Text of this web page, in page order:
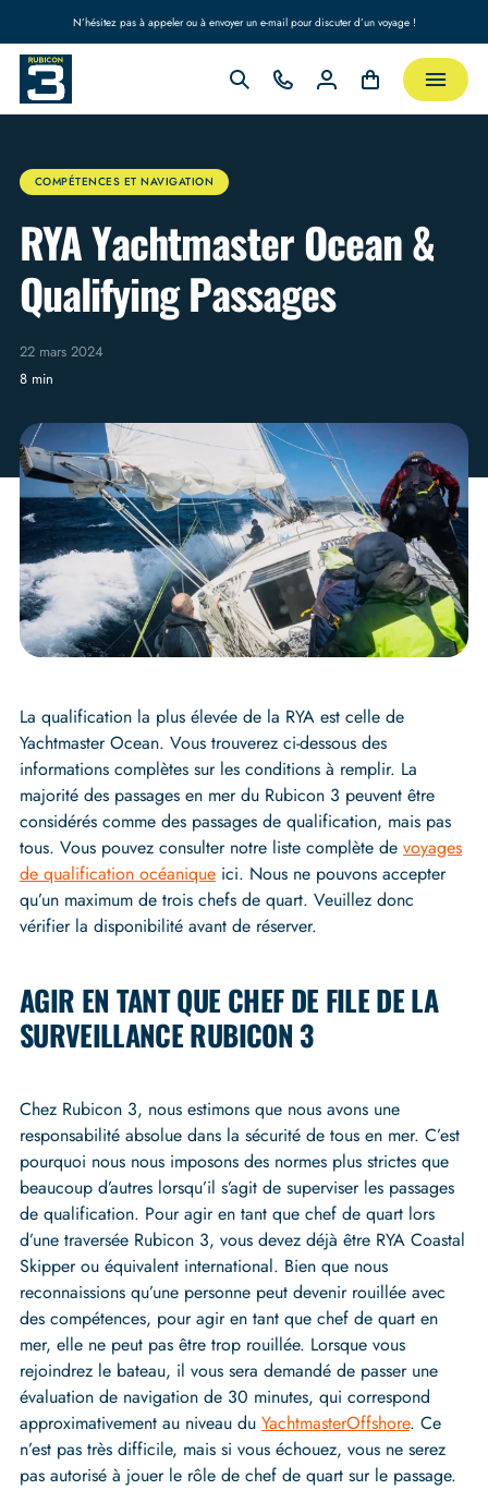
N’hésitez pas à appeler ou à envoyer un e-mail pour discuter d’un voyage !
22 mars 2024
8 min
COMPÉTENCES ET NAVIGATION
RYA Yachtmaster Ocean &
Qualifying Passages
La qualification la plus élevée de la RYA est celle de
Yachtmaster Ocean. Vous trouverez ci-dessous des
informations complètes sur les conditions à remplir. La
majorité des passages en mer du Rubicon 3 peuvent être
considérés comme des passages de qualification, mais pas
tous. Vous pouvez consulter notre liste complète de voyages
de qualification océaniqueici. Nous ne pouvons accepter
qu’un maximum de trois chefs de quart. Veuillez donc
vérifier la disponibilité avant de réserver.
AGIR EN TANT QUE CHEF DE FILE DE LA
SURVEILLANCE RUBICON 3
Chez Rubicon 3, nous estimons que nous avons une
responsabilité absolue dans la sécurité de tous en mer. C’est
pourquoi nous nous imposons des normes plus strictes que
beaucoup d’autres lorsqu’il s’agit de superviser les passages
de qualification. Pour agir en tant que chef de quart lors
d’une traversée Rubicon 3, vous devez déjà être RYA Coastal
Skipper ou équivalent international. Bien que nous
reconnaissions qu’une personne peut devenir rouillée avec
des compétences, pour agir en tant que chef de quart en
mer, elle ne peut pas être trop rouillée. Lorsque vous
rejoindrez le bateau, il vous sera demandé de passer une
évaluation de navigation de 30 minutes, qui correspond
approximativement au niveau du YachtmasterOffshore. Ce
n’est pas très difficile, mais si vous échouez, vous ne serez
pas autorisé à jouer le rôle de chef de quart sur le passage.